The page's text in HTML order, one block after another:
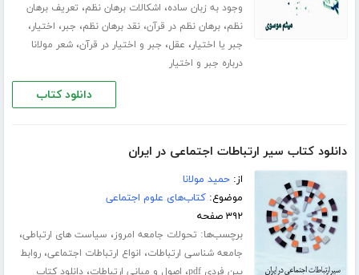
وجود به زبان ساده، اشکالات برهان نظم، تعریف برهان
نظم،برهان نظم در قرآن،نقد برهان نظم، جبر، اختیار،
جبر یا اختیار، عقل، جبر و اختیار در قرآن،شعر مولانا
درباره جبر و اختیار
دانلود کتاب
دانلود کتاب سیر ارتباطات اجتماعی در ایران
از:حمید مولانا
موضوع:کتاب‌های علوم اجتماعی
۳۹۲ صفحه
برچسب‌ها: تحولات جامعه امروز، سیاست های ارتباطی،
جامعه شناسی ارتباطات، انواع ارتباطات اجتماعی،روابط
بین فردی pdf
، اصول و مبانی ارتباطات،دانلود کتاب